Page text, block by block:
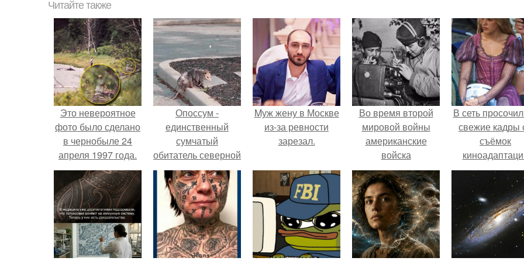
Читайте также
Это невероятное
фото было сделано
в чернобыле 24
апреля 1997 года.
Опоссум -
единственный
сумчатый
обитатель северной
америки.
Mуж жену в Москве
из-за ревности
зарезал.
Во время второй
мировой войны
американские
войска
использовали код,
который так никогда
и не был взломан
противниками.
В сеть
свежие кадры
съёмок
"Рапунцель", и
внимание
моментально
оказалось
приковано к
крофт.